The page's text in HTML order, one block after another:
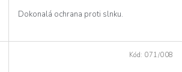
Dokonalá ochrana proti slnku.
Kód: 071/008